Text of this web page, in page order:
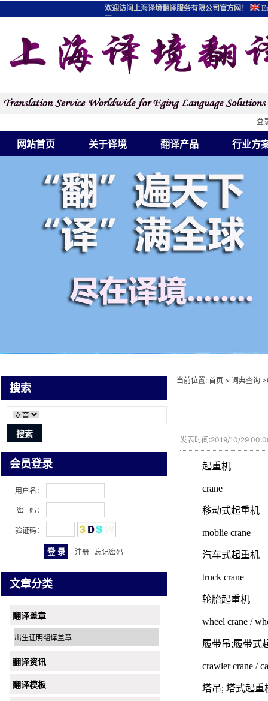
网站首页 关于译境 翻译产品 行业方
登
欢迎访问上海译境翻译服务有限公司官方网！
图
搜索
会员登录
用户名：
密 码：
验证码：
注册 忘记密码
文章分类
翻译盖章
出生证明翻译盖章
翻译资讯
翻译模板
当前位置: 首页 > 词典查询 >
发表时间:2019/10/29
起重机
crane
移动式起重机
moblie crane
汽车式起重机
truck crane
轮胎起重机
wheel crane /
履带吊;履带式
crawler crane /
塔吊; 塔式起重